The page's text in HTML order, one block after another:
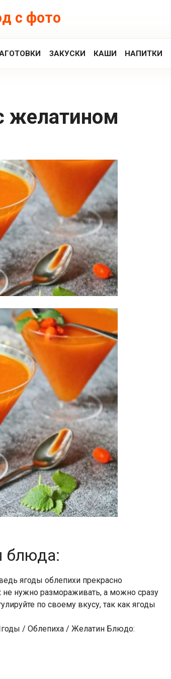
с фото
ЗАКУСКИ КАШИ НАПИТКИ
желатином
блюда:
ягоды облепихи прекрасно
не нужно размораживать, а можно сразу
по своему вкусу, так как ягоды
/ Облепиха / Желатин Блюдо: